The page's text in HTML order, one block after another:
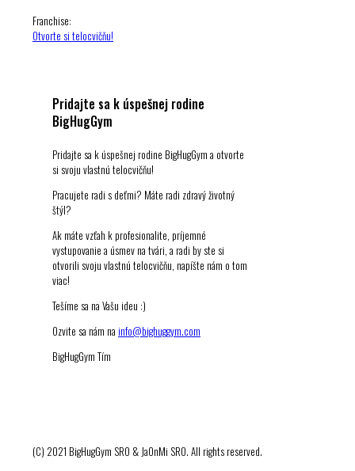
Franchise:
Otvorte si telocvičňu!
Pridajte sa k úspešnej rodine
BigHugGym
Pridajte sa k úspešnej rodine BigHugGym a otvorte
si svoju vlastnú telocvičňu!
Pracujete radi s deťmi? Máte radi zdravý životný
štýl?
Ak máte vzťah k profesionalite, príjemné
vystupovanie a úsmev na tvári, a radi by ste si
otvorili svoju vlastnú telocvičňu, napíšte nám o tom
viac!
Tešíme sa na Vašu ideu :)
Ozvite sa nám na info@bighuggym.com
BigHugGym Tím
(C) 2021 BigHugGym SRO & JaOnMi SRO. All rights reserved.